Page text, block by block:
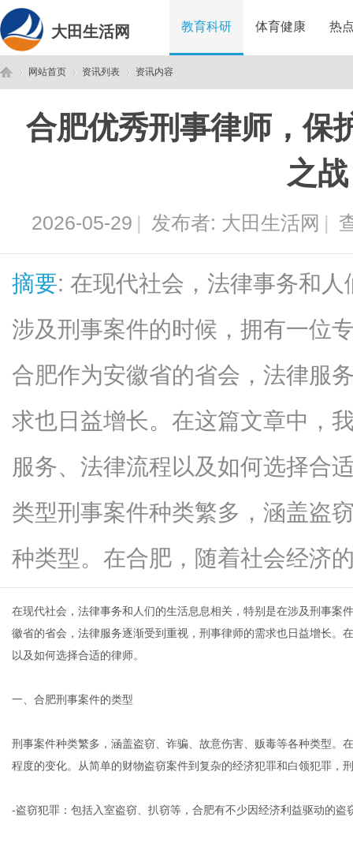
大田生活网 教育科研 体育健康 热
网站首页
›
资讯列表
›
资讯内容
合肥优秀刑事律师，保
之
2026-05-29 | 发布者: 大田生活网 |
摘要: 在现代社会，法律事务和
涉及刑事案件的时候，拥有一位
合肥作为安徽省的省会，法律服
求也日益增长。在这篇文章中，
服务、法律流程以及如何选择合
类型刑事案件种类繁多，涵盖盗
种类型。在合肥，随着社会经济
在现代社会，法律事务和人们的生活息息相关，特别是在涉及刑事案
徽省的省会，法律服务逐渐受到重视，刑事律师的需求也日益增长。
以及如何选择合适的律师。
一、合肥刑事案件的类型
刑事案件种类繁多，涵盖盗窃、诈骗、故意伤害、贩毒等各种类型。
程度的变化。从简单的财物盗窃案件到复杂的经济犯罪和白领犯罪，
-盗窃犯罪：包括入室盗窃、扒窃等，合肥有不少因经济利益驱动的